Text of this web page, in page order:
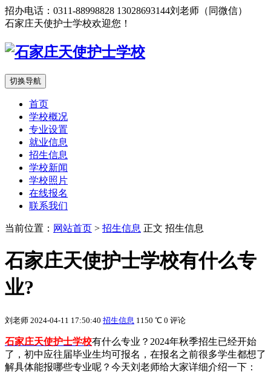
招办电话：0311-88998828 13028693144刘老师（同微信）
石家庄天使护士学校欢迎您！
切换导航
首页
学校概况
专业设置
就业信息
招生信息
学校新闻
学校照片
在线报名
联系我们
当前位置： 网站首页 > 招生信息 正文 招生信息
石家庄天使护士学校有什么专
业?
刘老师 2024-04-11 17:50:40 招生信息 1150 ℃ 0 评论
石家庄天使护士学校有什么专业？2024年秋季招生已经开始
了，初中应往届毕业生均可报名，在报名之前很多学生都想了
解具体能报哪些专业呢？今天刘老师给大家详细介绍一下：